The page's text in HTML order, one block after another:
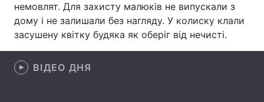
Відео з Youtube Статті
Інтерв'ю Думки
Архів
немовлят. Для захисту малюків не випускали з
дому і не залишали без нагляду. У колиску клали
засушену квітку будяка як оберіг від нечисті.
ВІДЕО ДНЯ